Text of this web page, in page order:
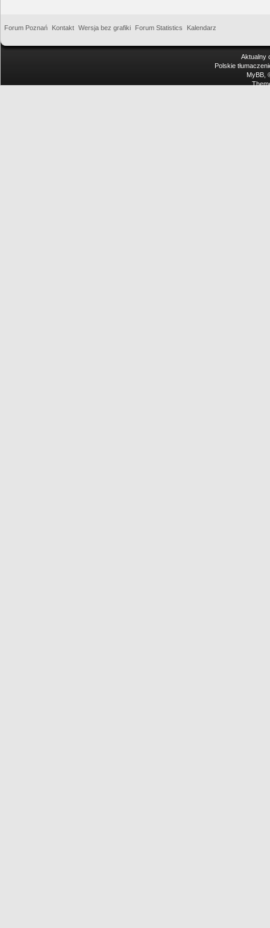
Forum Poznań Kontakt Wersja bez grafiki Forum Statistics Kalendarz
Aktualny
Polskie
MyBB